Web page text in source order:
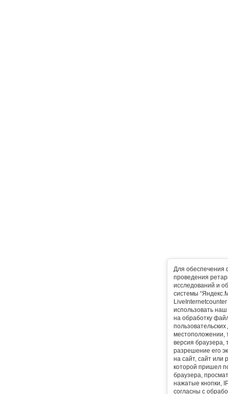
Для обеспечения
проведения
исследований и
системы
использовать
на обработку
местоположении,
версия браузера,
разрешение его
на сайт, сайт или
которой пришел
браузера,
нажатые кнопки,
согласны с